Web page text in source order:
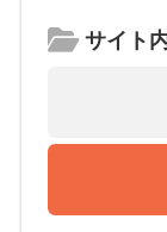
サイト